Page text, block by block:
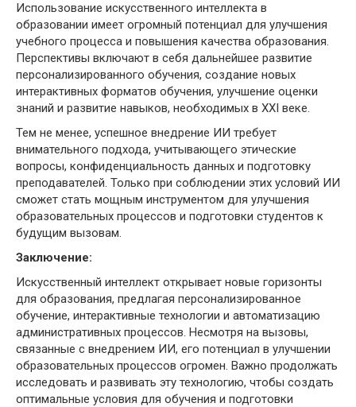
Использование искусственного интеллекта в
образовании имеет огромный потенциал для улучшения
учебного процесса и повышения качества образования.
Перспективы включают в себя дальнейшее развитие
персонализированного обучения, создание новых
интерактивных форматов обучения, улучшение оценки
знаний и развитие навыков, необходимых в XXI веке.
Тем не менее, успешное внедрение ИИ требует
внимательного подхода, учитывающего этические
вопросы, конфиденциальность данных и подготовку
преподавателей. Только при соблюдении этих условий ИИ
сможет стать мощным инструментом для улучшения
образовательных процессов и подготовки студентов к
будущим вызовам.
Заключение:
Искусственный интеллект открывает новые горизонты
для образования, предлагая персонализированное
обучение, интерактивные технологии и автоматизацию
административных процессов. Несмотря на вызовы,
связанные с внедрением ИИ, его потенциал в улучшении
образовательных процессов огромен. Важно продолжать
исследовать и развивать эту технологию, чтобы создать
оптимальные условия для обучения и подготовки